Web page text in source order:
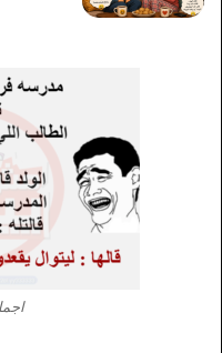
اجمل